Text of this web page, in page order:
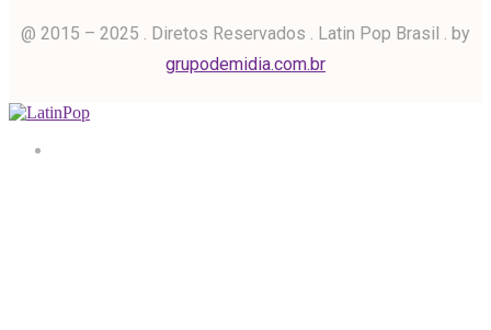
@ 2015 – 2025 . Diretos Reservados . Latin Pop Brasil . by
grupodemidia.com.br